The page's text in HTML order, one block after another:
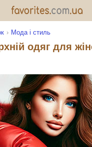
Мода і стиль
одяг для